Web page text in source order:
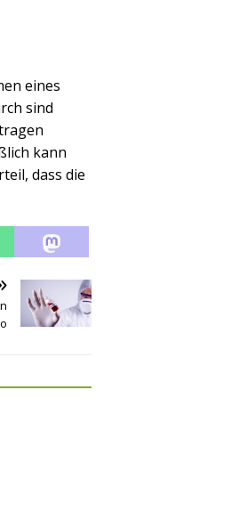
eines
sind
kann
dass die